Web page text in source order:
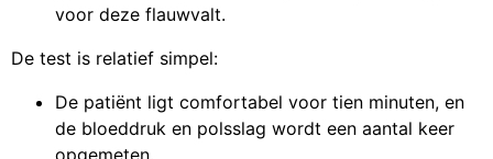
voor deze flauwvalt.
De test is relatief simpel:
De patiënt ligt comfortabel voor tien minuten, en
de bloeddruk en polsslag wordt een aantal keer
opgemeten.